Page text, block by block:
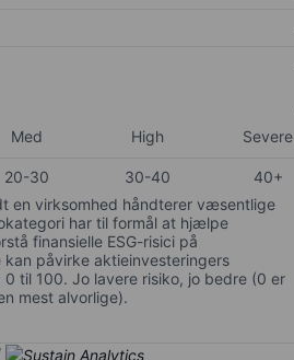
Med High Severe
20-30 30-40
40+
en virksomhed håndterer væsentlige
har til formål at hjælpe
finansielle ESG-risici på
påvirke aktieinvesteringers
til 100. Jo lavere risiko, jo bedre (0 er
mest alvorlige).